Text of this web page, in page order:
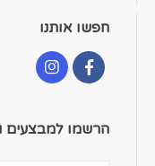
חפשו אותנו
הרשמו למבצעים